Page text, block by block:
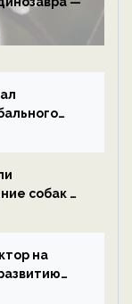
собак с
на